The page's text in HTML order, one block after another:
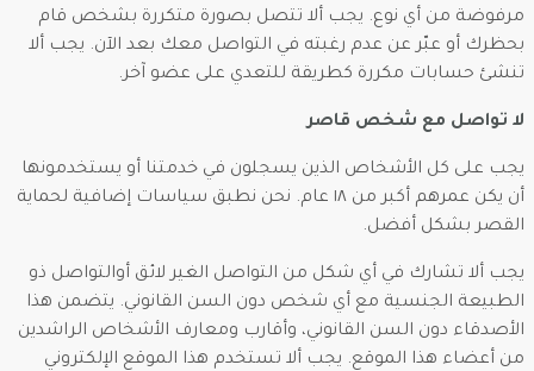
مرفوضة من أي نوع. يجب ألا تتصل بصورة متكررة بشخص قام
بحظرك أو عبّر عن عدم رغبته في التواصل معك بعد الآن. يجب ألا
تنشئ حسابات مكررة كطريقة للتعدي على عضو آخر.
لا تواصل مع شخص قاصر
يجب على كل الأشخاص الذين يسجلون في خدمتنا أو يستخدمونها
أن يكن عمرهم أكبر من ١٨ عام. نحن نطبق سياسات إضافية لحماية
القصر بشكل أفضل.
يجب ألا تشارك في أي شكل من التواصل الغير لائق أوالتواصل ذو
الطبيعة الجنسية مع أي شخص دون السن القانوني. يتضمن هذا
الأصدقاء دون السن القانوني، وأقارب ومعارف الأشخاص الراشدين
من أعضاء هذا الموقع. يجب ألا تستخدم هذا الموقع الإلكتروني